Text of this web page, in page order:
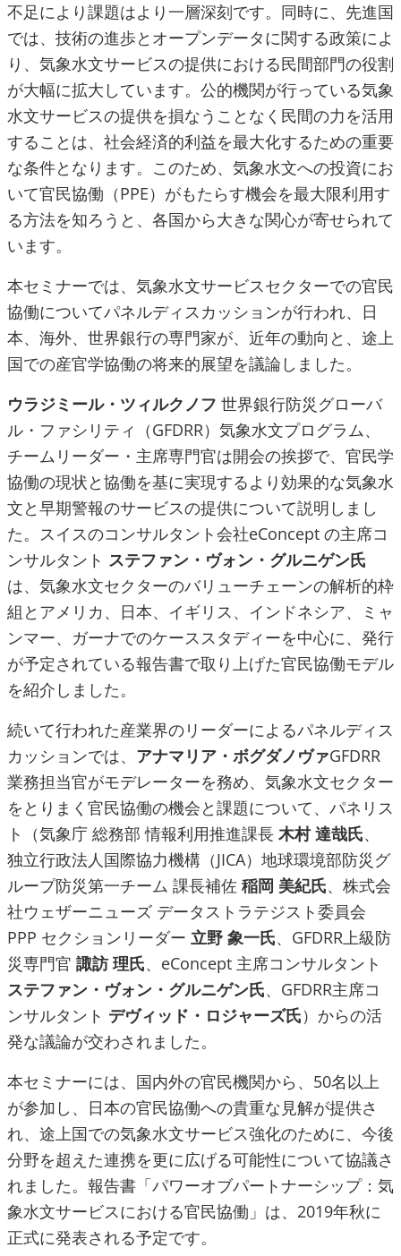
不足により課題はより一層深刻です。同時に、先進国
では、技術の進歩とオープンデータに関する政策によ
り、気象水文サービスの提供における民間部門の役割
が大幅に拡大しています。公的機関が行っている気象
水文サービスの提供を損なうことなく民間の力を活用
することは、社会経済的利益を最大化するための重要
な条件となります。このため、気象水文への投資にお
いて官民協働（PPE）がもたらす機会を最大限利用す
る方法を知ろうと、各国から大きな関心が寄せられて
います。
本セミナーでは、気象水文サービスセクターでの官民
協働についてパネルディスカッションが行われ、日
本、海外、世界銀行の専門家が、近年の動向と、途上
国での産官学協働の将来的展望を議論しました。
ウラジミール・ツィルクノフ 世界銀行防災グローバ
ル・ファシリティ（GFDRR）気象水文プログラム、
チームリーダー・主席専門官は開会の挨拶で、官民学
協働の現状と協働を基に実現するより効果的な気象水
文と早期警報のサービスの提供について説明しまし
た。スイスのコンサルタント会社eConcept の主席コ
ンサルタント ステファン・ヴォン・グルニゲン氏
は、気象水文セクターのバリューチェーンの解析的枠
組とアメリカ、日本、イギリス、インドネシア、ミャ
ンマー、ガーナでのケーススタディーを中心に、発行
が予定されている報告書で取り上げた官民協働モデル
を紹介しました。
続いて行われた産業界のリーダーによるパネルディス
カッションでは、 アナマリア・ボグダノヴァGFDRR
業務担当官がモデレーターを務め、気象水文セクター
をとりまく官民協働の機会と課題について、パネリス
ト（気象庁 総務部 情報利用推進課長 木村 達哉氏、
独立行政法人国際協力機構（JICA）地球環境部防災グ
ループ防災第一チーム 課長補佐 稲岡 美紀氏、株式会
社ウェザーニューズ データストラテジスト委員会
PPP セクションリーダー 立野 象一氏、GFDRR上級防
災専門官 諏訪 理氏、eConcept 主席コンサルタント
ステファン・ヴォン・グルニゲン氏、GFDRR主席コ
ンサルタント デヴィッド・ロジャーズ氏）からの活
発な議論が交わされました。
本セミナーには、国内外の官民機関から、50名以上
が参加し、日本の官民協働への貴重な見解が提供さ
れ、途上国での気象水文サービス強化のために、今後
分野を超えた連携を更に広げる可能性について協議さ
れました。報告書「パワーオブパートナーシップ：気
象水文サービスにおける官民協働」は、2019年秋に
正式に発表される予定です。